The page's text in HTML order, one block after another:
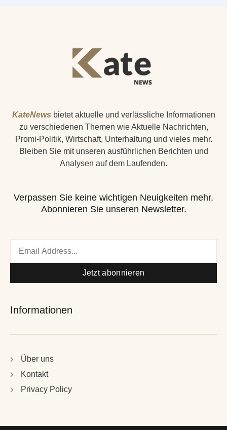
KateNews bietet aktuelle und verlässliche Informationen
zu verschiedenen Themen wie Aktuelle Nachrichten,
Promi-Politik, Wirtschaft, Unterhaltung und vieles mehr.
Bleiben Sie mit unseren ausführlichen Berichten und
Analysen auf dem Laufenden.
Verpassen Sie keine wichtigen Neuigkeiten mehr.
Abonnieren Sie unseren Newsletter.
Jetzt abonnieren
Informationen
Über uns
Kontakt
Privacy Policy